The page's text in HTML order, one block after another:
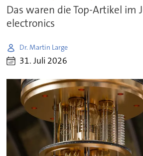
Das waren die Top-Artikel im
electronics
Dr. Martin Large
31. Juli 2026